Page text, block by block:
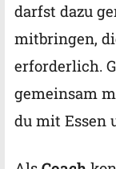
darfst dazu
mitbringen,
erforderlich.
gemeinsam
du mit Essen